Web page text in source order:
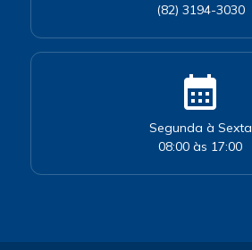
(82) 3194-3030
calendar_month
Segunda à Sexta
08:00 às 17:00